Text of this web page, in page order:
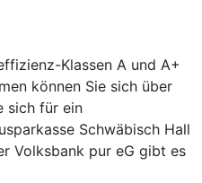
Klassen A und A+
können Sie sich über
sich für ein
Schwäbisch Hall
Volksbank pur eG gibt es